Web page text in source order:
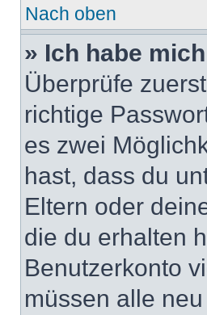
Nach oben
» Ich habe
Überprüfe
richtige
es zwei
hast, dass du
Eltern oder
die du erhalten
Benutzerkonto
müssen alle